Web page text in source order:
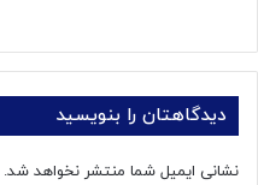
دیدگاهتان را بنویسید
نشانی ایمیل شما منتشر نخواهد شد.